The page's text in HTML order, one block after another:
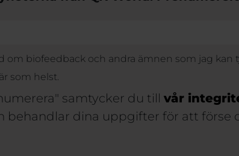
om biofeedback och andra ämnen som jag kan
som helst.
samtycker du till vår
behandlar dina uppgifter för att förse